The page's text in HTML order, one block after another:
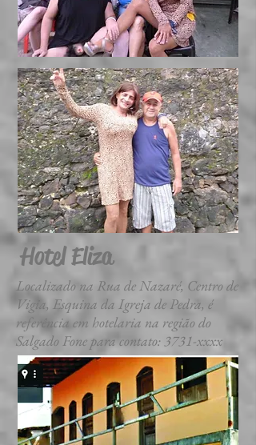
Hotel Eliza
Localizado na Rua de Nazaré, Centro de
Vigia, Esquina da Igreja de Pedra, é
referência em hotelaria na região do
Salgado Fone para contato: 3731-xxxx